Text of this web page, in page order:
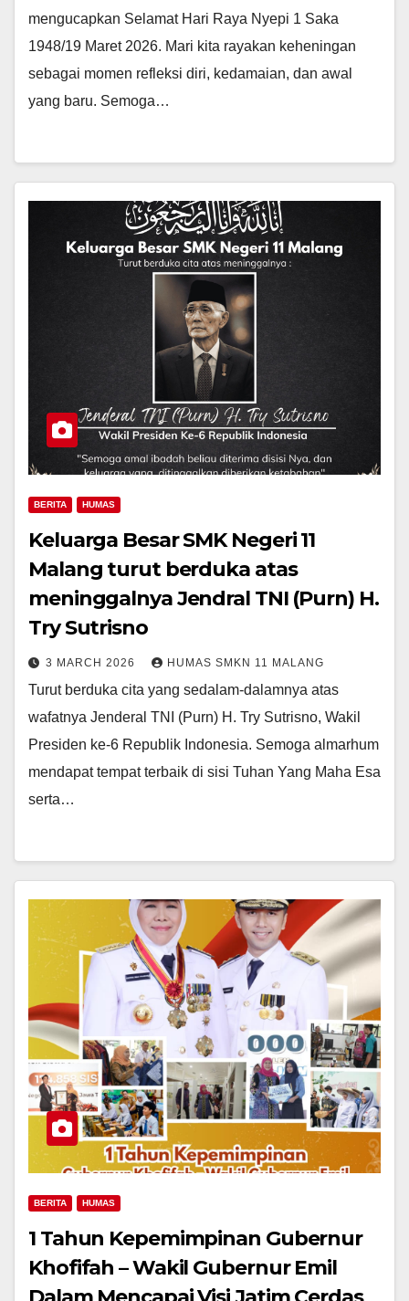
mengucapkan Selamat Hari Raya Nyepi 1 Saka
1948/19 Maret 2026. Mari kita rayakan keheningan
sebagai momen refleksi diri, kedamaian, dan awal
yang baru. Semoga…
BERITA HUMAS
Keluarga Besar SMK Negeri 11
Malang turut berduka atas
meninggalnya Jendral TNI (Purn) H.
Try Sutrisno
3 MARCH 2026 HUMAS SMKN 11 MALANG
Turut berduka cita yang sedalam-dalamnya atas
wafatnya Jenderal TNI (Purn) H. Try Sutrisno, Wakil
Presiden ke-6 Republik Indonesia. Semoga almarhum
mendapat tempat terbaik di sisi Tuhan Yang Maha Esa
serta…
BERITA HUMAS
1 Tahun Kepemimpinan Gubernur
Khofifah – Wakil Gubernur Emil